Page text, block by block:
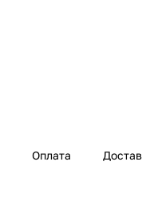
Оплата